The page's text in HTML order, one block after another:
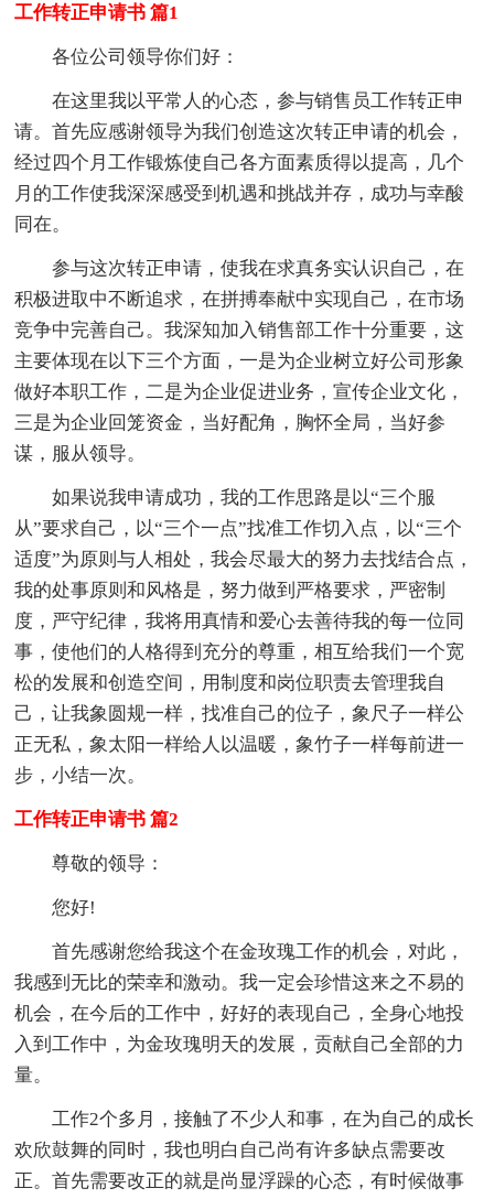
工作转正申请书 篇1
各位公司领导你们好：
在这里我以平常人的心态，参与销售员工作转正申
请。首先应感谢领导为我们创造这次转正申请的机会，
经过四个月工作锻炼使自己各方面素质得以提高，几个
月的工作使我深深感受到机遇和挑战并存，成功与幸酸
同在。
参与这次转正申请，使我在求真务实认识自己，在
积极进取中不断追求，在拼搏奉献中实现自己，在市场
竞争中完善自己。我深知加入销售部工作十分重要，这
主要体现在以下三个方面，一是为企业树立好公司形象
做好本职工作，二是为企业促进业务，宣传企业文化，
三是为企业回笼资金，当好配角，胸怀全局，当好参
谋，服从领导。
如果说我申请成功，我的工作思路是以“三个服
从”要求自己，以“三个一点”找准工作切入点，以“三个
适度”为原则与人相处，我会尽最大的努力去找结合点，
我的处事原则和风格是，努力做到严格要求，严密制
度，严守纪律，我将用真情和爱心去善待我的每一位同
事，使他们的人格得到充分的尊重，相互给我们一个宽
松的发展和创造空间，用制度和岗位职责去管理我自
己，让我象圆规一样，找准自己的位子，象尺子一样公
正无私，象太阳一样给人以温暖，象竹子一样每前进一
步，小结一次。
工作转正申请书 篇2
尊敬的领导：
您好!
首先感谢您给我这个在金玫瑰工作的机会，对此，
我感到无比的荣幸和激动。我一定会珍惜这来之不易的
机会，在今后的工作中，好好的表现自己，全身心地投
入到工作中，为金玫瑰明天的发展，贡献自己全部的力
量。
工作2个多月，接触了不少人和事，在为自己的成长
欢欣鼓舞的同时，我也明白自己尚有许多缺点需要改
正。首先需要改正的就是尚显浮躁的心态，有时候做事